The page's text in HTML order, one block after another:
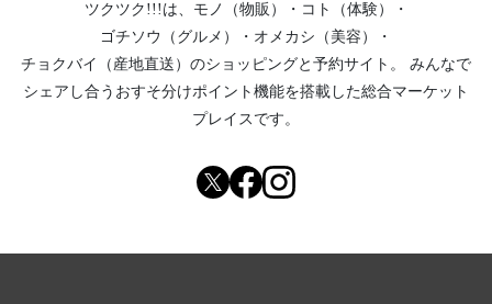
ツクツク!!!は、 モノ（物販） ・ コト（体験）
・
ゴチソウ（グルメ）
・ オメカシ（美容）
・
チョクバイ（産地直送） のショッピングと予約サイト。
みんなで
シェアし合う おすそ分けポイント機能を搭載した総合マーケット
プレイスです。